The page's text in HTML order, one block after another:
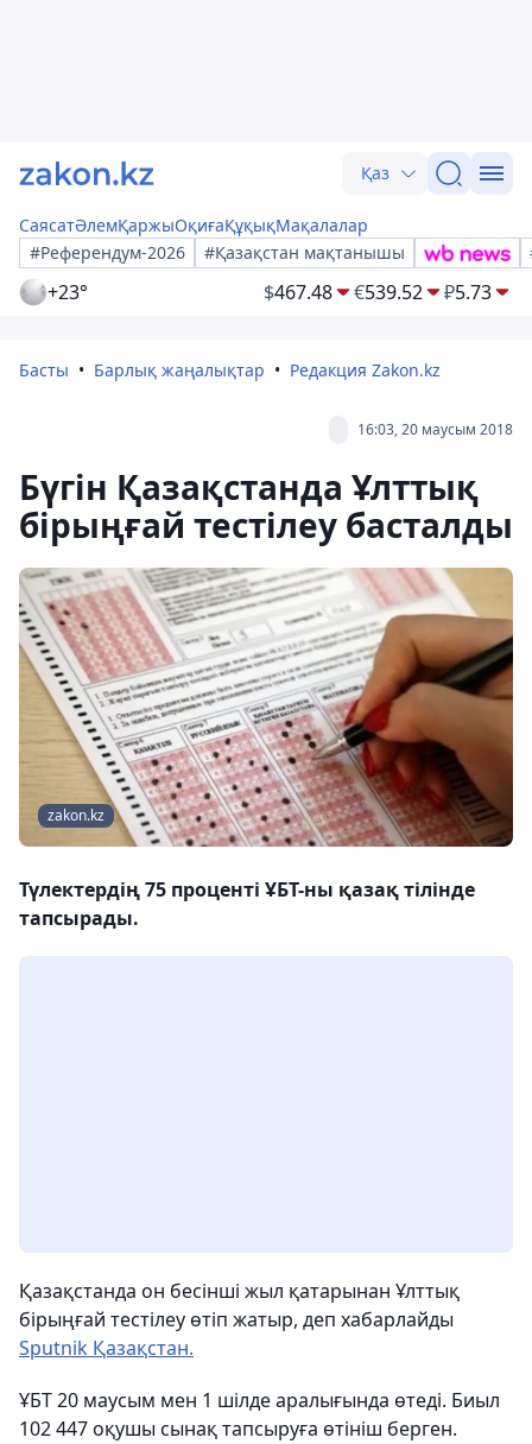
Қаз
СаясатӘлемҚаржыОқиғаҚұқықМақалалар
#Референдум-2026
#Қазақстан мақтанышы
+23° $467.48 €539.52 ₽5.73
Басты Барлық жаңалықтар Редакция Zakon.kz
16:03, 20 маусым 2018
Бүгін Қазақстанда Ұлттық
бірыңғай тестілеу басталды
zakon.kz
Түлектердің 75 проценті ҰБТ-ны қазақ тілінде
тапсырады.
Қазақстанда он бесінші жыл қатарынан Ұлттық
бірыңғай тестілеу өтіп жатыр, деп хабарлайды
Sputnik Қазақстан.
ҰБТ 20 маусым мен 1 шілде аралығында өтеді. Биыл
102 447 оқушы сынақ тапсыруға өтініш берген.